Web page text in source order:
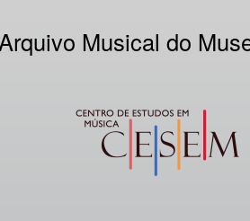
Musical do
CESEM